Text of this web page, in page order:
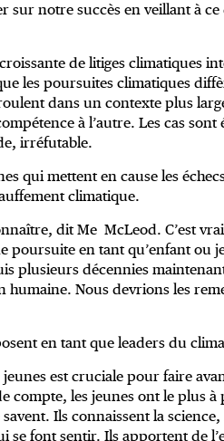
sur notre succès en veillant à
de litiges climatiques
les poursuites climatiques
dans un contexte plus
à l’autre. Les cas sont
irréfutable.
qui mettent en cause les
climatique.
dit Me McLeod. C’est
poursuite en tant qu’enfant ou
plusieurs décennies
humaine. Nous devrions les
en tant que leaders du
est cruciale pour faire
compte, les jeunes ont le plus
Ils connaissent la
se font sentir. Ils apportent de